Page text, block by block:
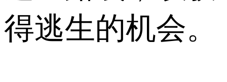
得逃生的机会。